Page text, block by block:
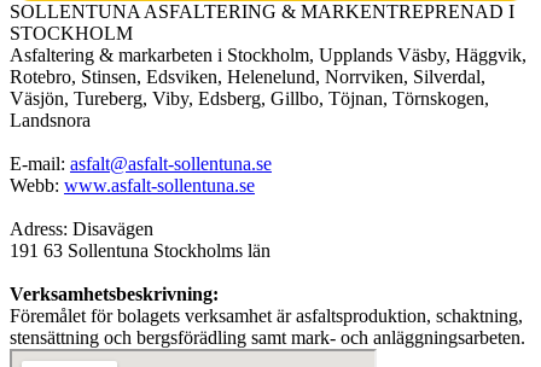
SOLLENTUNA ASFALTERING & MARKENTREPRENAD I
STOCKHOLM
Asfaltering & markarbeten i Stockholm, Upplands Väsby, Häggvik,
Rotebro, Stinsen, Edsviken, Helenelund, Norrviken, Silverdal,
Väsjön, Tureberg, Viby, Edsberg, Gillbo, Töjnan, Törnskogen,
Landsnora
E-mail: asfalt@asfalt-sollentuna.se
Webb: www.asfalt-sollentuna.se
Adress: Disavägen
191 63 Sollentuna Stockholms län
Verksamhetsbeskrivning:
Föremålet för bolagets verksamhet är asfaltsproduktion, schaktning,
stensättning och bergsförädling samt mark- och anläggningsarbeten.